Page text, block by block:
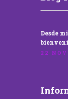
Desde
22